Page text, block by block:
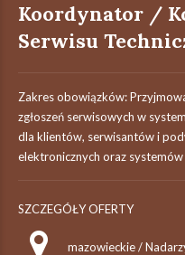
Koordynator /
Serwisu
Zakres obowiązków:
zgłoszeń serwisowych w
dla klientów, serwisantów i
elektronicznych oraz
SZCZEGÓŁY OFERTY
mazowieckie /